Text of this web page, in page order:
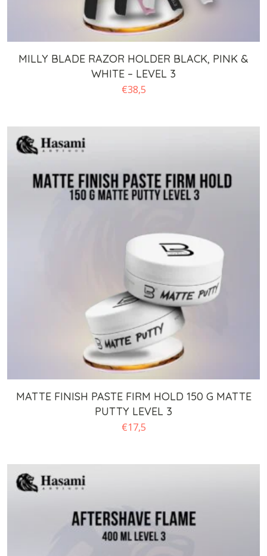
MILLY BLADE RAZOR HOLDER BLACK, PINK &
WHITE – LEVEL 3
€38,5
MATTE FINISH PASTE FIRM HOLD 150 G MATTE
PUTTY LEVEL 3
€17,5